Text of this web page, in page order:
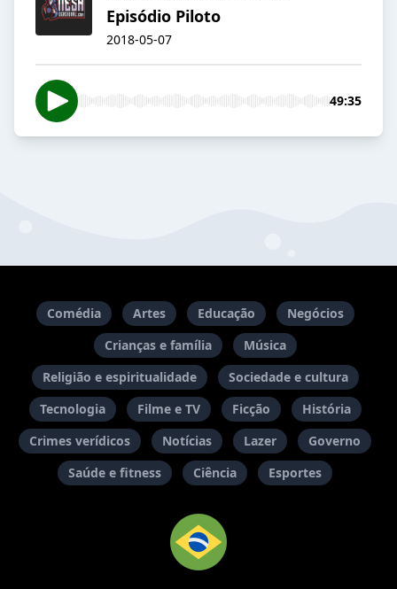
Episódio Piloto
2018-05-07
49:35
Comédia Artes Educação
Negócios
Crianças e família
Música
Religião e espiritualidade
Sociedade e cultura
Tecnologia
Filme e TV Ficção
História
Crimes verídicos
Notícias Lazer
Governo
Saúde e fitness
Ciência Esportes